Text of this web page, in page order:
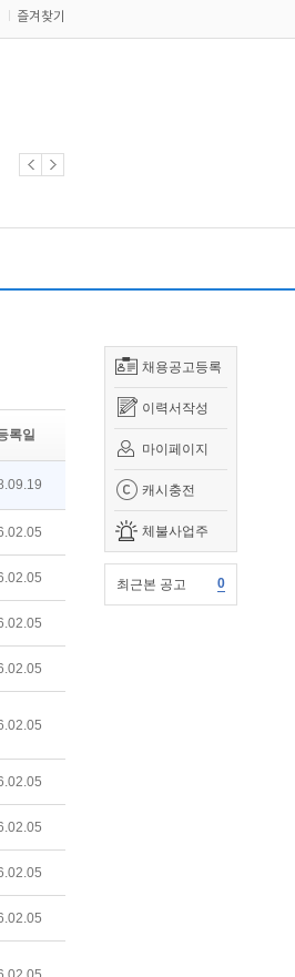
즐겨찾기
채용공고등록
이력서작성
마이페이지
캐시충전
체불사업주
최근본 공고 0
록일